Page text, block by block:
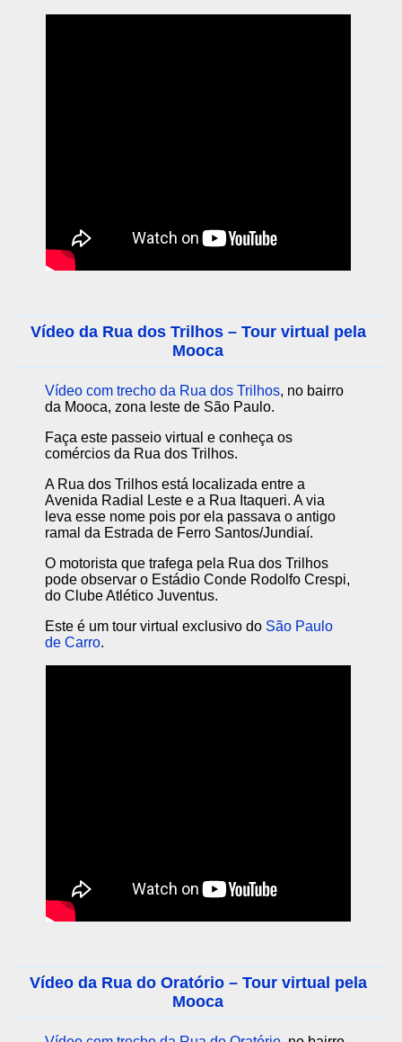
Vídeo da Rua dos Trilhos – Tour virtual pela
Mooca
Vídeo com trecho da Rua dos Trilhos, no bairro
da Mooca, zona leste de São Paulo.
Faça este passeio virtual e conheça os
comércios da Rua dos Trilhos.
A Rua dos Trilhos está localizada entre a
Avenida Radial Leste e a Rua Itaqueri. A via
leva esse nome pois por ela passava o antigo
ramal da Estrada de Ferro Santos/Jundiaí.
O motorista que trafega pela Rua dos Trilhos
pode observar o Estádio Conde Rodolfo Crespi,
do Clube Atlético Juventus.
Este é um tour virtual exclusivo do São Paulo
de Carro.
Vídeo da Rua do Oratório – Tour virtual pela
Mooca